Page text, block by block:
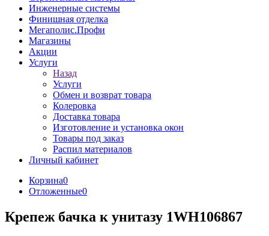
Инженерные системы
Финишная отделка
Мегаполис.Профи
Магазины
Акции
Услуги
Назад
Услуги
Обмен и возврат товара
Колеровка
Доставка товара
Изготовление и установка окон
Товары под заказ
Распил материалов
Личный кабинет
Корзина0
Отложенные0
Крепеж бачка к унитазу 1WH106867